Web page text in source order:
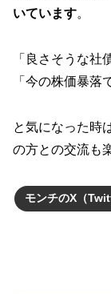
いています。
「良さそうな社
「今の株価暴落
と気になった時
の方との交流も
モンチのX（